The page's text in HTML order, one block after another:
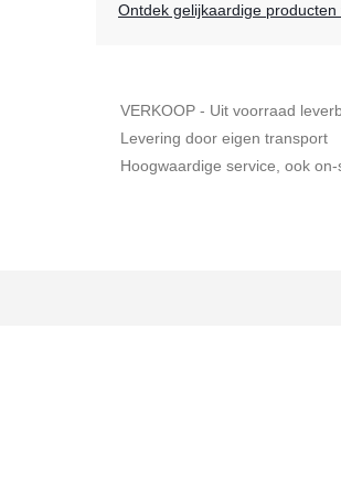
Ontdek gelijkaardige producten
VERKOOP - Uit voorraad
Levering door eigen transport
Hoogwaardige service, ook on-